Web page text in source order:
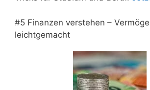
#5 Finanzen verstehen –
leichtgemacht